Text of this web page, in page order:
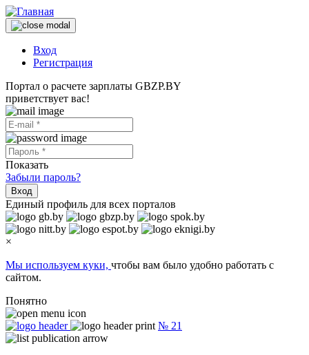
Вход
Регистрация
Портал о расчете зарплаты GBZP.BY
приветствует вас!
Показать
Забыли пароль?
Вход
Единый профиль для всех порталов
×
Мы используем куки, чтобы вам было удобно работать с
сайтом.
Понятно
№ 21